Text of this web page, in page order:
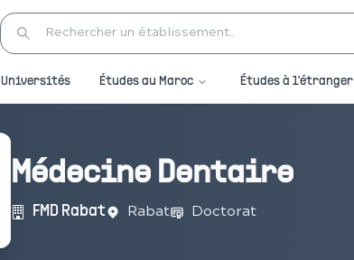
Universités Études au Maroc Études à l'étranger
Médecine Dentaire
FMD Rabat Rabat Doctorat